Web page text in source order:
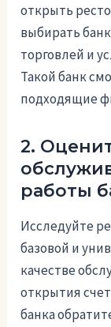
открыть
выбирать
торговлей и
Такой банк
подходящие
2.
работы
Исследуйте
базовой и
качестве
открытия
банка